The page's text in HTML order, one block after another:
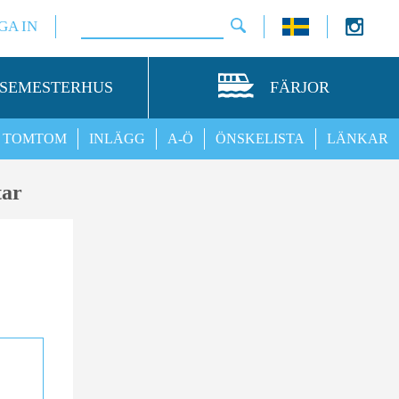
IN
SEMESTERHUS FÄRJOR
LÄNKAR
ÖNSKELISTA
A-Ö
INLÄGG
TOMTOM